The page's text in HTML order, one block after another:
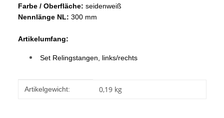
Farbe / Oberfläche: seidenweiß
Nennlänge NL: 300 mm
Artikelumfang:
Set Relingstangen, links/rechts
Produkteigenschaft
Wert
Artikelgewicht: 0,19 kg